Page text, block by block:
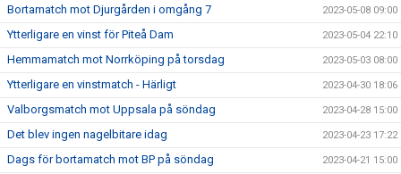
Bortamatch mot Djurgården i omgång 7 2023-05-08 09:00
Ytterligare en vinst för Piteå Dam 2023-05-04 22:10
Hemmamatch mot Norrköping på torsdag 2023-05-03 08:00
Ytterligare en vinstmatch - Härligt 2023-04-30 18:06
Valborgsmatch mot Uppsala på söndag 2023-04-28 15:00
Det blev ingen nagelbitare idag 2023-04-23 17:22
Dags för bortamatch mot BP på söndag 2023-04-21 15:00